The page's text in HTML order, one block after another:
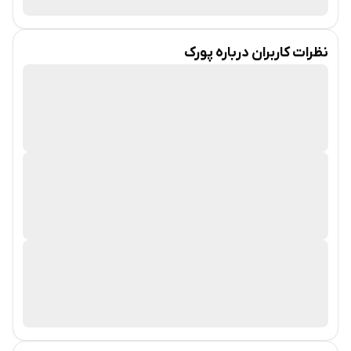
ایجاد شد. توسعه پپه و ایجاد فورکی از این میم کوین معروف، با
استفاده از بلاکچین اتریوم انجام شد.
دیجیتال دیگر، می‌توانید در صرافی امن راستین ثبت نام کنید. طی
نظرات کاربران درباره پورک